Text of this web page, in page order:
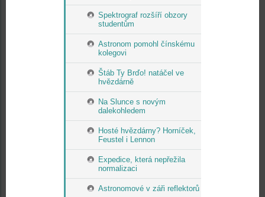
Spektrograf rozšíří obzory
studentům
Astronom pomohl čínskému
kolegovi
Štáb Ty Brďo! natáčel ve
hvězdárně
Na Slunce s novým
dalekohledem
Hosté hvězdárny? Horníček,
Feustel i Lennon
Expedice, která nepřežila
normalizaci
Astronomové v záři reflektorů